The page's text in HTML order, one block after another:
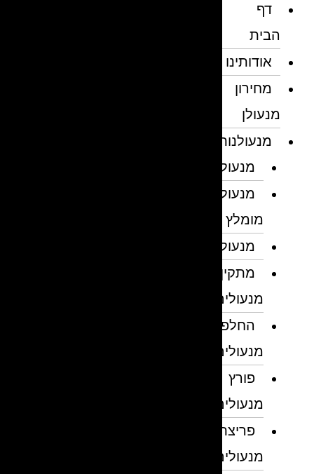
דף
הבית
אודותינו
מחירון
מנעולן
מנעולנות
מנעולן
מנעולן
מומלץ
מנעולנים
מתקין
מנעולים
החלפת
מנעולים
פורץ
מנעולים
פריצת
מנעולים